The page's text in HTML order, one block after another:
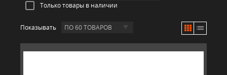
Только товары в наличии
Показывать ПО 60 ТОВАРОВ